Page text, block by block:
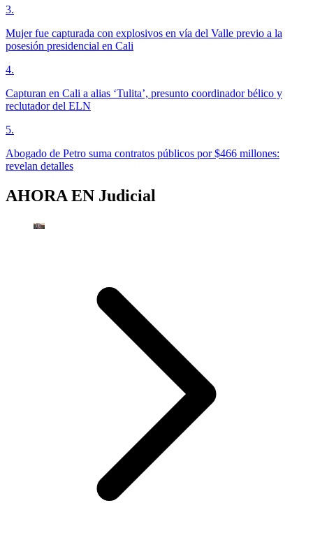
3.
Mujer fue capturada con explosivos en vía del Valle previo a la
posesión presidencial en Cali
4.
Capturan en Cali a alias ‘Tulita’, presunto coordinador bélico y
reclutador del ELN
5.
Abogado de Petro suma contratos públicos por $466 millones:
revelan detalles
AHORA EN Judicial